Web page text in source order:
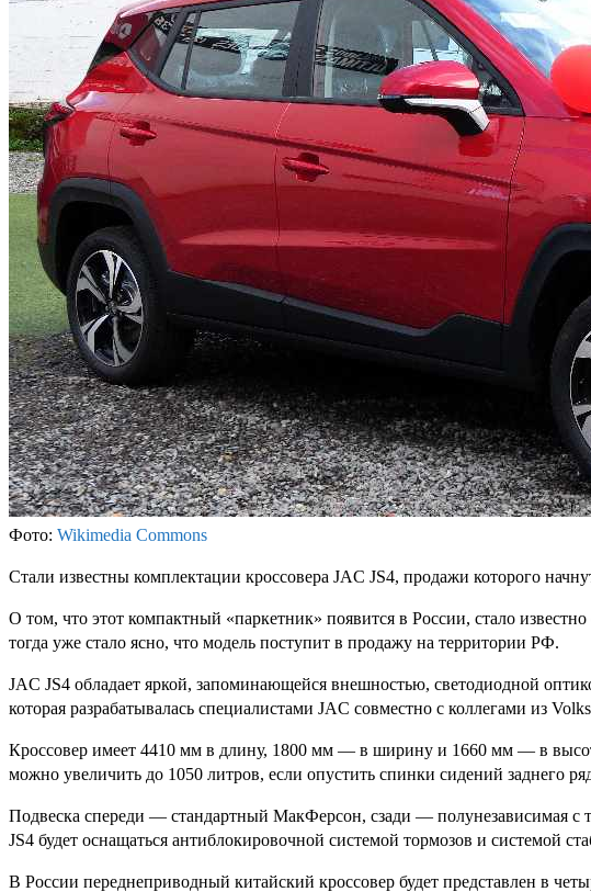
Фото: Wikimedia Commons
Стали известны комплектации кроссовера JAC JS4, продажи которого
О том, что этот компактный «паркетник» появится в России, стало
тогда уже стало ясно, что модель поступит в продажу на территории РФ.
JAC JS4 обладает яркой, запоминающейся внешностью, светодиодной
которая разрабатывалась специалистами JAC совместно с коллегами из
Кроссовер имеет 4410 мм в длину, 1800 мм — в ширину и 1660 мм — в
можно увеличить до 1050 литров, если опустить спинки сидений заднего
Подвеска спереди — стандартный MакФерсон, сзади — полунезависимая
JS4 будет оснащаться антиблокировочной системой тормозов и системой
В России переднеприводный китайский кроссовер будет представлен в